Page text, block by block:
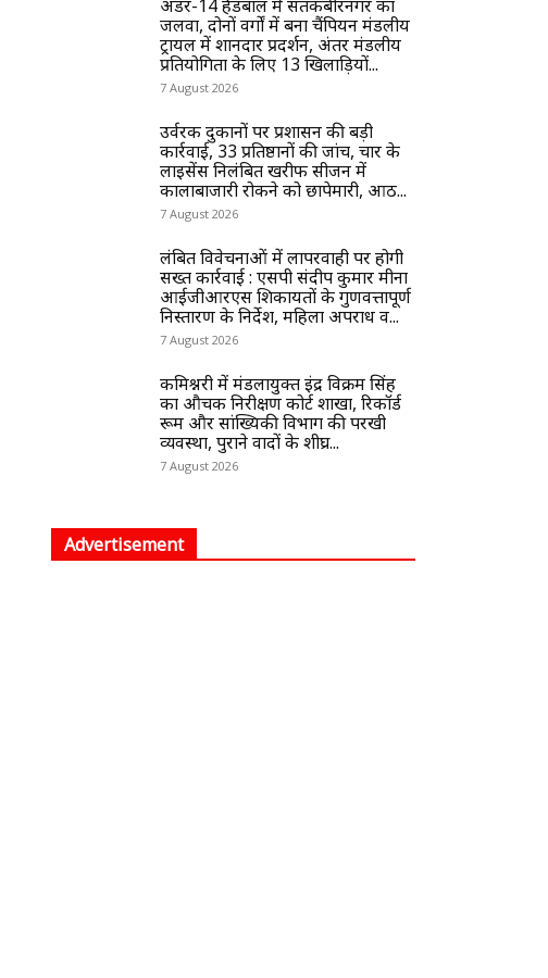
अंडर-14 हैंडबॉल में संतकबीरनगर का
जलवा, दोनों वर्गों में बना चैंपियन मंडलीय
ट्रायल में शानदार प्रदर्शन, अंतर मंडलीय
प्रतियोगिता के लिए 13 खिलाड़ियों...
7 August 2026
उर्वरक दुकानों पर प्रशासन की बड़ी
कार्रवाई, 33 प्रतिष्ठानों की जांच, चार के
लाइसेंस निलंबित खरीफ सीजन में
कालाबाजारी रोकने को छापेमारी, आठ...
7 August 2026
लंबित विवेचनाओं में लापरवाही पर होगी
सख्त कार्रवाई : एसपी संदीप कुमार मीना
आईजीआरएस शिकायतों के गुणवत्तापूर्ण
निस्तारण के निर्देश, महिला अपराध व...
7 August 2026
कमिश्नरी में मंडलायुक्त इंद्र विक्रम सिंह
का औचक निरीक्षण कोर्ट शाखा, रिकॉर्ड
रूम और सांख्यिकी विभाग की परखी
व्यवस्था, पुराने वादों के शीघ्र...
7 August 2026
Advertisement